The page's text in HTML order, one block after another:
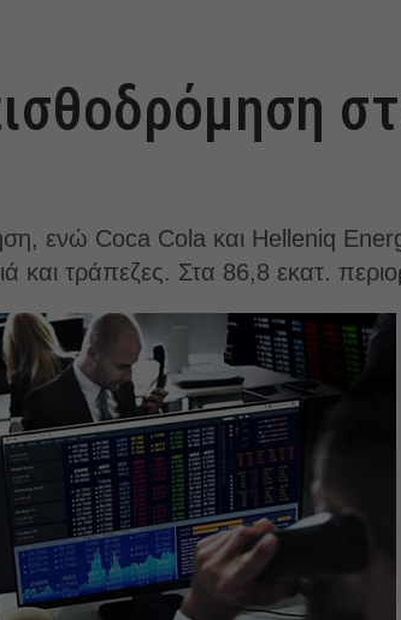
ενώ Coca Cola και Helleniq
και τράπεζες. Στα 86,8 εκατ.